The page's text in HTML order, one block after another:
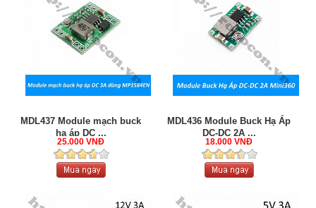
MDL437 Module mạch buck
hạ áp DC ...
25.000 VNĐ
MDL436 Module Buck Hạ Áp
DC-DC 2A ...
18.000 VNĐ